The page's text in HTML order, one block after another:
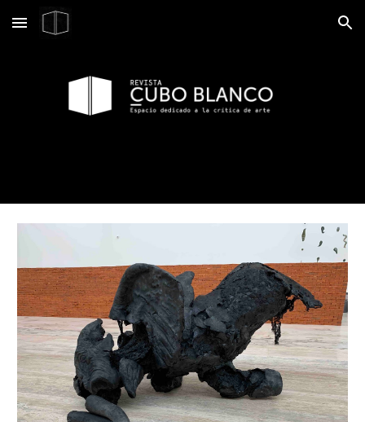
Skip to main content Skip to navigation